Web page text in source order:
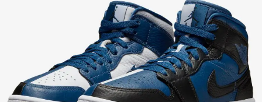
/ スニーカートップ
/ ブランドから探す
/ カラーで探す
CALENDAR/ 発売日カレンダー